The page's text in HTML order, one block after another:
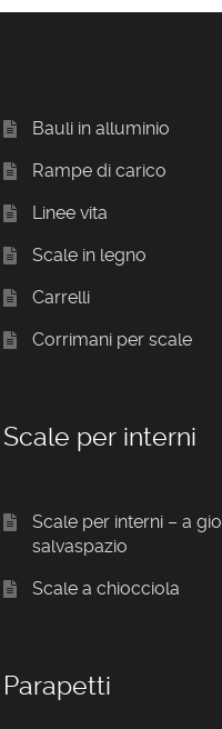
Bauli in alluminio
Rampe di carico
Linee vita
Scale in legno
Carrelli
Corrimani per scale
Scale per interni
Scale per interni – a
salvaspazio
Scale a chiocciola
Parapetti